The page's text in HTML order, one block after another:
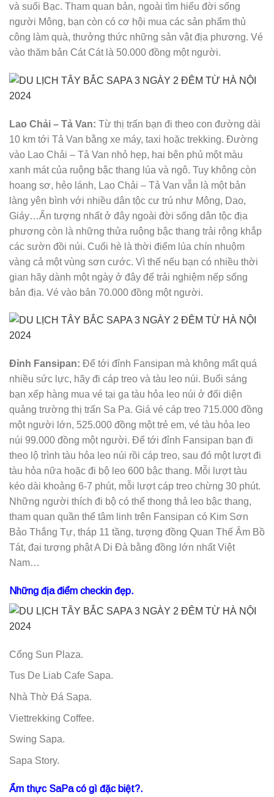
và suối Bạc. Tham quan bản, ngoài tìm hiểu đời sống
người Mông, bạn còn có cơ hội mua các sản phẩm thủ
công làm quà, thưởng thức những sản vật địa phương. Vé
vào thăm bản Cát Cát là 50.000 đồng một người.
Lao Chải – Tả Van: Từ thị trấn bạn đi theo con đường dài
10 km tới Tả Van bằng xe máy, taxi hoặc trekking. Đường
vào Lao Chải – Tả Van nhỏ hẹp, hai bên phủ một màu
xanh mát của ruộng bậc thang lúa và ngô. Tuy không còn
hoang sơ, hẻo lánh, Lao Chải – Tả Van vẫn là một bản
làng yên bình với nhiều dân tộc cư trú như Mông, Dao,
Giáy…Ấn tượng nhất ở đây ngoài đời sống dân tộc địa
phương còn là những thửa ruộng bậc thang trải rộng khắp
các sườn đồi núi. Cuối hè là thời điểm lúa chín nhuộm
vàng cả một vùng sơn cước. Vì thế nếu bạn có nhiều thời
gian hãy dành một ngày ở đây để trải nghiệm nếp sống
bản địa. Vé vào bản 70.000 đồng một người.
Đỉnh Fansipan: Để tới đỉnh Fansipan mà không mất quá
nhiều sức lực, hãy đi cáp treo và tàu leo núi. Buổi sáng
bạn xếp hàng mua vé tại ga tàu hỏa leo núi ở đối diện
quảng trường thị trấn Sa Pa. Giá vé cáp treo 715.000 đồng
một người lớn, 525.000 đồng một trẻ em, vé tàu hỏa leo
núi 99.000 đồng một người. Để tới đỉnh Fansipan bạn đi
theo lộ trình tàu hỏa leo núi rồi cáp treo, sau đó một lượt đi
tàu hỏa nữa hoặc đi bộ leo 600 bậc thang. Mỗi lượt tàu
kéo dài khoảng 6-7 phút, mỗi lượt cáp treo chừng 30 phút.
Những người thích đi bộ có thể thong thả leo bậc thang,
tham quan quần thể tâm linh trên Fansipan có Kim Sơn
Bảo Thắng Tự, tháp 11 tầng, tượng đồng Quan Thế Âm Bồ
Tát, đại tượng phật A Di Đà bằng đồng lớn nhất Việt
Nam…
Những địa điểm checkin đẹp.
Cổng Sun Plaza.
Tus De Liab Cafe Sapa.
Nhà Thờ Đá Sapa.
Viettrekking Coffee.
Swing Sapa.
Sapa Story.
Ẩm thực SaPa có gì đặc biệt?.